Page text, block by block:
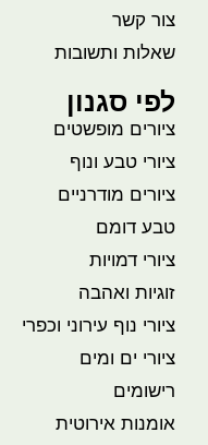
צור קשר
שאלות ותשובות
לפי סגנון
ציורים מופשטים
ציורי טבע ונוף
ציורים מודרניים
טבע דומם
ציורי דמויות
זוגיות ואהבה
ציורי נוף עירוני וכפרי
ציורי ים ומים
רישומים
אומנות אירוטית